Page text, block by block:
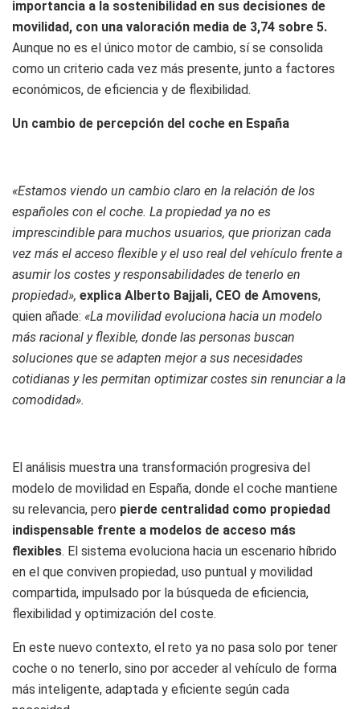
importancia a la sostenibilidad en sus decisiones de
movilidad, con una valoración media de 3,74 sobre 5.
Aunque no es el único motor de cambio, sí se consolida
como un criterio cada vez más presente, junto a factores
económicos, de eficiencia y de flexibilidad.
Un cambio de percepción del coche en España
«Estamos viendo un cambio claro en la relación de los
españoles con el coche. La propiedad ya no es
imprescindible para muchos usuarios, que priorizan cada
vez más el acceso flexible y el uso real del vehículo frente a
asumir los costes y responsabilidades de tenerlo en
propiedad», explica Alberto Bajjali, CEO de Amovens,
quien añade: «La movilidad evoluciona hacia un modelo
más racional y flexible, donde las personas buscan
soluciones que se adapten mejor a sus necesidades
cotidianas y les permitan optimizar costes sin renunciar a la
comodidad».
El análisis muestra una transformación progresiva del
modelo de movilidad en España, donde el coche mantiene
su relevancia, pero pierde centralidad como propiedad
indispensable frente a modelos de acceso más
flexibles. El sistema evoluciona hacia un escenario híbrido
en el que conviven propiedad, uso puntual y movilidad
compartida, impulsado por la búsqueda de eficiencia,
flexibilidad y optimización del coste.
En este nuevo contexto, el reto ya no pasa solo por tener
coche o no tenerlo, sino por acceder al vehículo de forma
más inteligente, adaptada y eficiente según cada